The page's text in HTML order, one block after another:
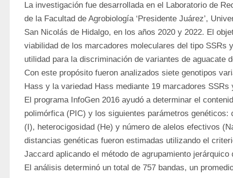
La investigación fue desarrollada en el Laboratorio de
de la Facultad de Agrobiología ‘Presidente Juárez’,
San Nicolás de Hidalgo, en los años 2020 y 2022. El
viabilidad de los marcadores moleculares del tipo SSRs
utilidad para la discriminación de variantes de aguacate
Con este propósito fueron analizados siete genotipos
Hass y la variedad Hass mediante 19 marcadores SSRs
El programa InfoGen 2016 ayudó a determinar el
polimórfica (PIC) y los siguientes parámetros genéticos:
(I), heterocigosidad (He) y número de alelos efectivos
distancias genéticas fueron estimadas utilizando el
Jaccard aplicando el método de agrupamiento jerárquico
El análisis determinó un total de 757 bandas, un